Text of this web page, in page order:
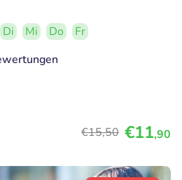
Di Mi Do
Fr
€15,50 €11,90